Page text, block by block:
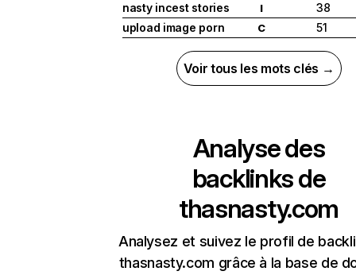
nasty incest stories
I
38
upload image porn
C 51
Voir tous les mots clés →
Analyse des
backlinks de
thasnasty.com
Analysez et suivez le profil de
thasnasty.com grâce à la base de